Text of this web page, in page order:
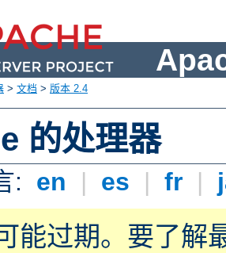
> 文档 > 版本 2.4
的处理器
: en | es | fr |
能过期。要了解